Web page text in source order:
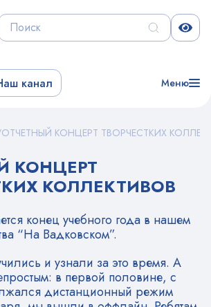
канал Меню
ОТЧЕТНЫЙ КОНЦЕРТ ТВОРЧЕСТКИХ
КОНЦЕРТ
КОЛЛЕКТИВОВ
конец учебного года в нашем
“На Вадковском”.
и узнали за это время. А
в первой половине, с
дистанционный режим